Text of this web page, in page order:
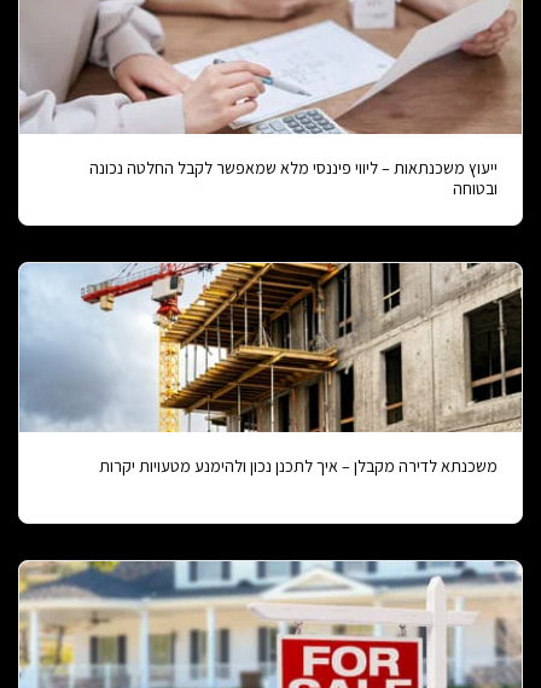
ייעוץ משכנתאות – ליווי פיננסי מלא שמאפשר לקבל החלטה נכונה
ובטוחה
משכנתא לדירה מקבלן – איך לתכנן נכון ולהימנע מטעויות יקרות